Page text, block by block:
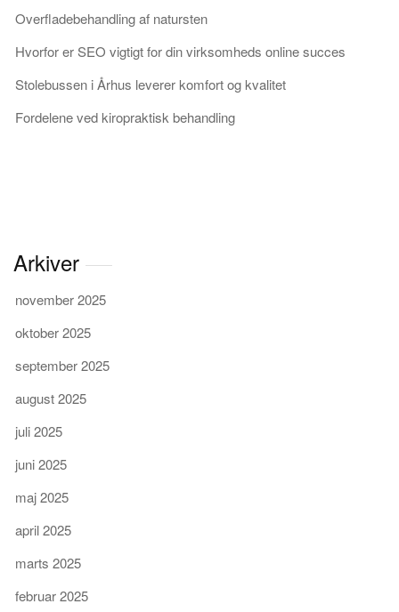
Overfladebehandling af natursten
Hvorfor er SEO vigtigt for din virksomheds online succes
Stolebussen i Århus leverer komfort og kvalitet
Fordelene ved kiropraktisk behandling
Arkiver
november 2025
oktober 2025
september 2025
august 2025
juli 2025
juni 2025
maj 2025
april 2025
marts 2025
februar 2025